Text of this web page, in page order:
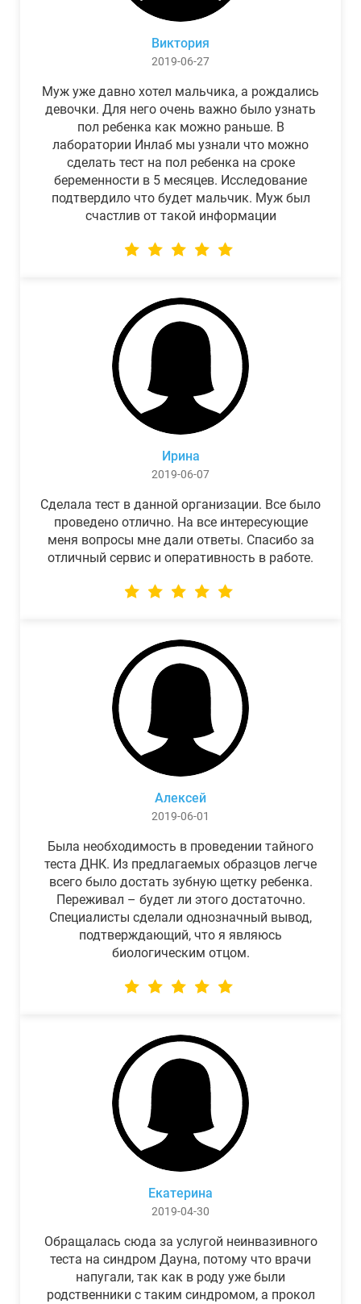
Виктория
2019-06-27
Муж уже давно хотел мальчика, а рождались
девочки. Для него очень важно было узнать
пол ребенка как можно раньше. В
лаборатории Инлаб мы узнали что можно
сделать тест на пол ребенка на сроке
беременности в 5 месяцев. Исследование
подтвердило что будет мальчик. Муж был
счастлив от такой информации
Ирина
2019-06-07
Сделала тест в данной организации. Все было
проведено отлично. На все интересующие
меня вопросы мне дали ответы. Спасибо за
отличный сервис и оперативность в работе.
Алексей
2019-06-01
Была необходимость в проведении тайного
теста ДНК. Из предлагаемых образцов легче
всего было достать зубную щетку ребенка.
Переживал – будет ли этого достаточно.
Специалисты сделали однозначный вывод,
подтверждающий, что я являюсь
биологическим отцом.
Екатерина
2019-04-30
Обращалась сюда за услугой неинвазивного
теста на синдром Дауна, потому что врачи
напугали, так как в роду уже были
родственники с таким синдромом, а прокол